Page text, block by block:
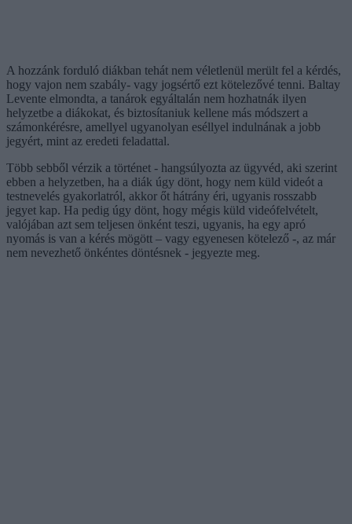
A hozzánk forduló diákban tehát nem véletlenül merült fel a kérdés,
hogy vajon nem szabály- vagy jogsértő ezt kötelezővé tenni. Baltay
Levente elmondta, a tanárok egyáltalán nem hozhatnák ilyen
helyzetbe a diákokat, és biztosítaniuk kellene más módszert a
számonkérésre, amellyel ugyanolyan eséllyel indulnának a jobb
jegyért, mint az eredeti feladattal.
Több sebből vérzik a történet - hangsúlyozta az ügyvéd, aki szerint
ebben a helyzetben, ha a diák úgy dönt, hogy nem küld videót a
testnevelés gyakorlatról, akkor őt hátrány éri, ugyanis rosszabb
jegyet kap. Ha pedig úgy dönt, hogy mégis küld videófelvételt,
valójában azt sem teljesen önként teszi, ugyanis, ha egy apró
nyomás is van a kérés mögött – vagy egyenesen kötelező -, az már
nem nevezhető önkéntes döntésnek - jegyezte meg.